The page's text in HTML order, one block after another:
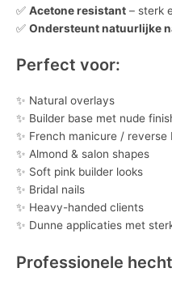
✅ Acetone resistant – sterk
✅ Ondersteunt natuurlijke
Perfect voor:
✨ Natural overlays
✨ Builder base met nude
✨ French manicure / reverse
✨ Almond & salon shapes
✨ Soft pink builder looks
✨ Bridal nails
✨ Heavy-handed clients
✨ Dunne applicaties met
Professionele